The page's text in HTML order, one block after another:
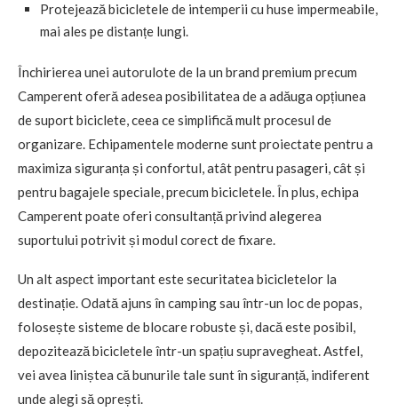
Protejează bicicletele de intemperii cu huse impermeabile,
mai ales pe distanțe lungi.
Închirierea unei autorulote de la un brand premium precum
Camperent oferă adesea posibilitatea de a adăuga opțiunea
de suport biciclete, ceea ce simplifică mult procesul de
organizare. Echipamentele moderne sunt proiectate pentru a
maximiza siguranța și confortul, atât pentru pasageri, cât și
pentru bagajele speciale, precum bicicletele. În plus, echipa
Camperent poate oferi consultanță privind alegerea
suportului potrivit și modul corect de fixare.
Un alt aspect important este securitatea bicicletelor la
destinație. Odată ajuns în camping sau într-un loc de popas,
folosește sisteme de blocare robuste și, dacă este posibil,
depozitează bicicletele într-un spațiu supravegheat. Astfel,
vei avea liniștea că bunurile tale sunt în siguranță, indiferent
unde alegi să oprești.